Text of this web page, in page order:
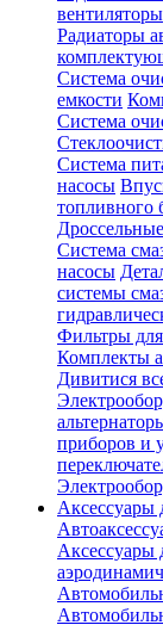
вентиляторы
Радиаторы
Система
емкости
Система
Система
насосы
топливного
Система
насосы
системы
Фильтры
Комплекты
Дивитися
приборов и
Аксессуары
Аксессуары